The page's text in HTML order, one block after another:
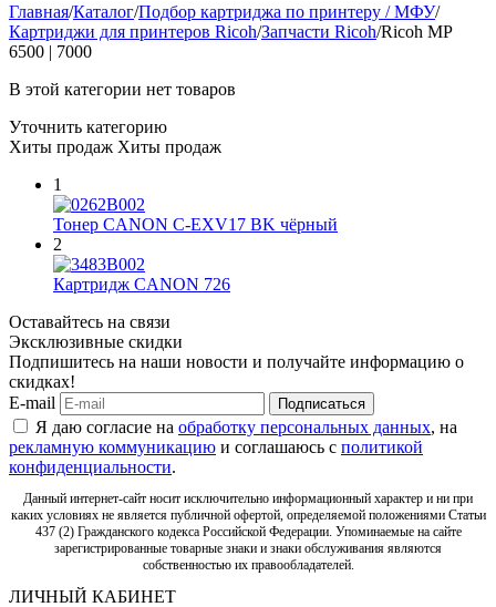
Главная/Каталог/Подбор картриджа по принтеру / МФУ/
Картриджи для принтеров Ricoh/Запчасти Ricoh/Ricoh MP
6500 | 7000
В этой категории нет товаров
Уточнить категорию
Хиты продаж Хиты продаж
1
Тонер CANON C-EXV17 BK чёрный
2
Картридж CANON 726
Оставайтесь на связи
Эксклюзивные скидки
Подпишитесь на наши новости и получайте информацию о
скидках!
E-mail
Подписаться
Я даю согласие на обработку персональных данных, на
рекламную коммуникацию и соглашаюсь с политикой
конфиденциальности.
Данный интернет-сайт носит исключительно информационный характер и ни при
каких условиях не является публичной офертой, определяемой положениями Статьи
437 (2) Гражданского кодекса Российской Федерации. Упоминаемые на сайте
зарегистрированные товарные знаки и знаки обслуживания являются
собственностью их правообладателей.
ЛИЧНЫЙ КАБИНЕТ